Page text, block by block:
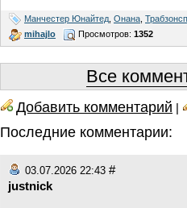
Манчестер Юнайтед Онана
mihajlo
Просмотров: 1352
Все
Добавить комментарий |
Последние комментарии:
03.07.2026 22:43 #
justnick